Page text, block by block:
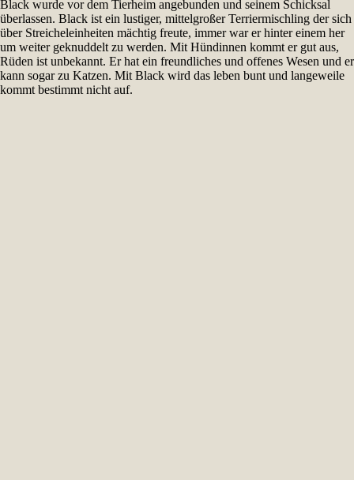
Black wurde vor dem Tierheim angebunden und seinem Schicksal
überlassen. Black ist ein lustiger, mittelgroßer Terriermischling der sich
über Streicheleinheiten mächtig freute, immer war er hinter einem her
um weiter geknuddelt zu werden. Mit Hündinnen kommt er gut aus,
Rüden ist unbekannt. Er hat ein freundliches und offenes Wesen und er
kann sogar zu Katzen. Mit Black wird das leben bunt und langeweile
kommt bestimmt nicht auf.